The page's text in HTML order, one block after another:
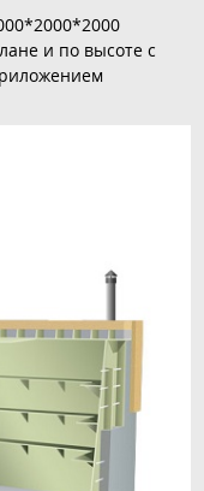
и по высоте с